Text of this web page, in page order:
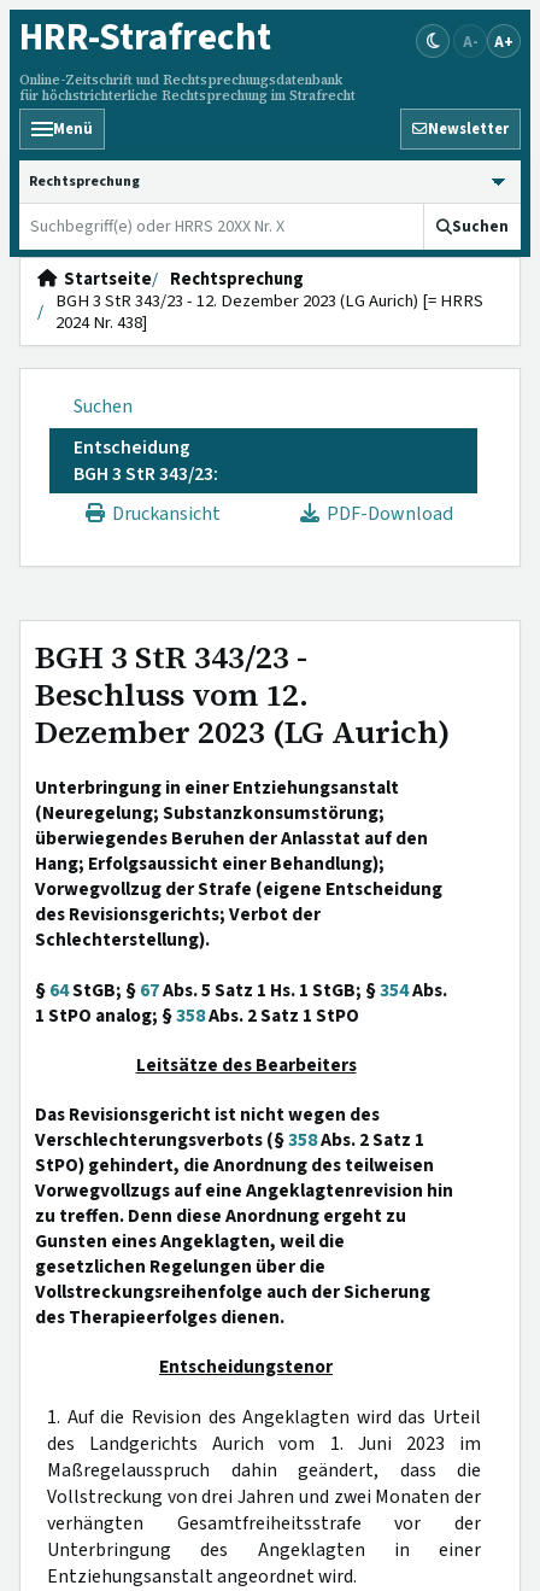
HRR-Strafrecht
Online-Zeitschrift und Rechtsprechungsdatenbank
für höchstrichterliche Rechtsprechung im Strafrecht
A- A+
Menü Newsletter
HRRS durchsuchen
Suchen
Startseite
Rechtsprechung
BGH 3 StR 343/23 - 12. Dezember 2023 (LG Aurich) [= HRRS
2024 Nr. 438]
Suchen
Entscheidung
BGH 3 StR 343/23:
Druckansicht
PDF-Download
BGH 3 StR 343/23 -
Beschluss vom 12.
Dezember 2023 (LG Aurich)
Unterbringung in einer Entziehungsanstalt
(Neuregelung; Substanzkonsumstörung;
überwiegendes Beruhen der Anlasstat auf den
Hang; Erfolgsaussicht einer Behandlung);
Vorwegvollzug der Strafe (eigene Entscheidung
des Revisionsgerichts; Verbot der
Schlechterstellung).
§64StGB; §67Abs. 5 Satz 1 Hs. 1 StGB; §354Abs.
1 StPO analog; §358Abs. 2 Satz 1 StPO
Leitsätze des Bearbeiters
Das Revisionsgericht ist nicht wegen des
Verschlechterungsverbots (§358Abs. 2 Satz 1
StPO) gehindert, die Anordnung des teilweisen
Vorwegvollzugs auf eine Angeklagtenrevision hin
zu treffen. Denn diese Anordnung ergeht zu
Gunsten eines Angeklagten, weil die
gesetzlichen Regelungen über die
Vollstreckungsreihenfolge auch der Sicherung
des Therapieerfolges dienen.
Entscheidungstenor
1. Auf die Revision des Angeklagten wird das Urteil
des Landgerichts Aurich vom 1. Juni 2023 im
Maßregelausspruch dahin geändert, dass die
Vollstreckung von drei Jahren und zwei Monaten der
verhängten Gesamtfreiheitsstrafe vor der
Unterbringung des Angeklagten in einer
Entziehungsanstalt angeordnet wird.